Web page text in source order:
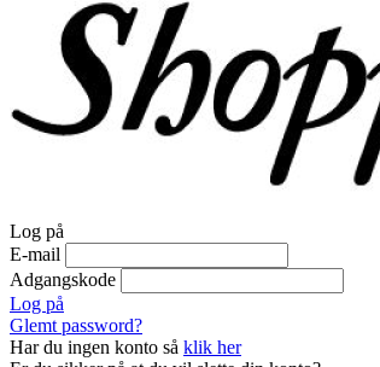
Log på
E-mail
Adgangskode
Log på
Glemt password?
Har du ingen konto så klik her